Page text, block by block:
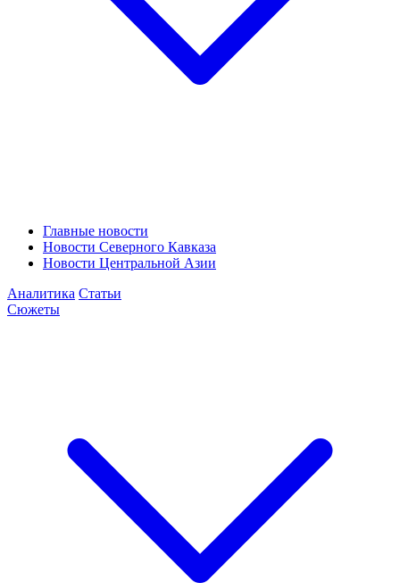
Главные новости
Новости Северного Кавказа
Новости Центральной Азии
Аналитика Статьи
Сюжеты